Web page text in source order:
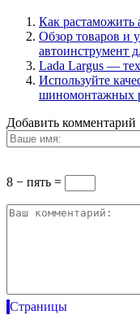
Как
Обзор товаров и
автоинструмент
Lada Largus —
Используйте
шиномонтажных
Добавить комментарий
8 − пять =
Страницы